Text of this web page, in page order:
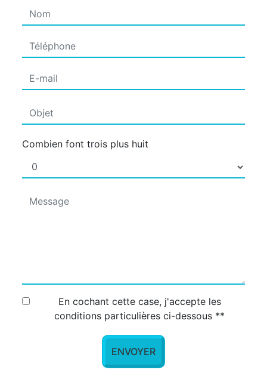
Combien font trois plus huit
En cochant cette case, j'accepte les
conditions particulières ci-dessous **
ENVOYER